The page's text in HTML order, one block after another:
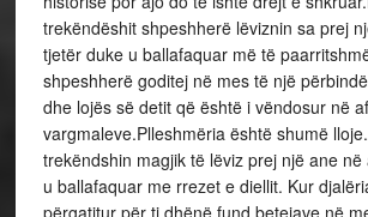
trekëndëshit shpeshherë lëviznin sa prej
tjetër duke u ballafaquar më të
shpeshherë goditej në mes të një
dhe lojës së detit që është i vëndosur në
vargmaleve.Plleshmëria është shumë
trekëndshin magjik të lëviz prej një ane
u ballafaquar me rrezet e diellit. Kur
përgatitur për ti dhënë fund betejave në